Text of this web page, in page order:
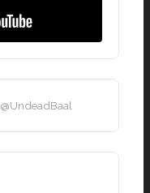
@UndeadBaal